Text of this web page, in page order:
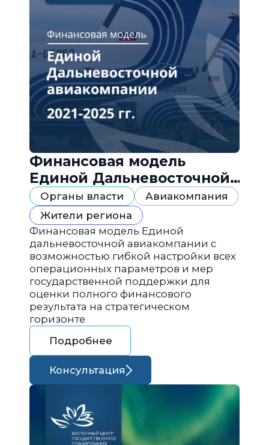
Финансовая модель
Единой Дальневосточной
авиакомпании
Органы власти
Авиакомпания
Жители региона
Финансовая модель Единой
дальневосточной авиакомпании с
возможностью гибкой настройки всех
операционных параметров и мер
государственной поддержки для
оценки полного финансового
результата на стратегическом
горизонте
Подробнее
Консультация